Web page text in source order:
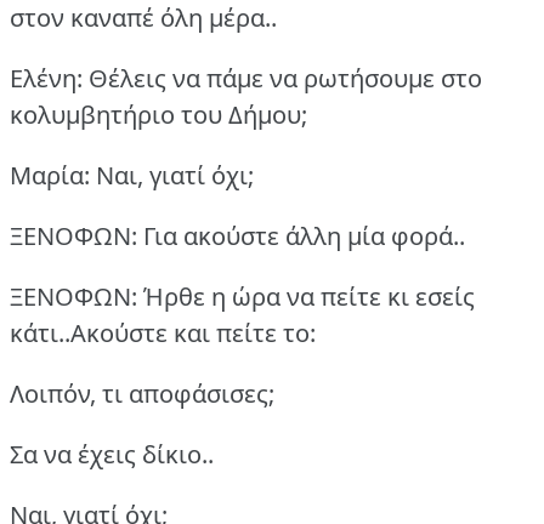
στον καναπέ όλη μέρα..
Ελένη: Θέλεις να πάμε να ρωτήσουμε στο
κολυμβητήριο του Δήμου;
Μαρία: Ναι, γιατί όχι;
ΞΕΝΟΦΩΝ: Για ακούστε άλλη μία φορά..
ΞΕΝΟΦΩΝ: Ήρθε η ώρα να πείτε κι εσείς
κάτι..Ακούστε και πείτε το:
Λοιπόν, τι αποφάσισες;
Σα να έχεις δίκιο..
Ναι, γιατί όχι;